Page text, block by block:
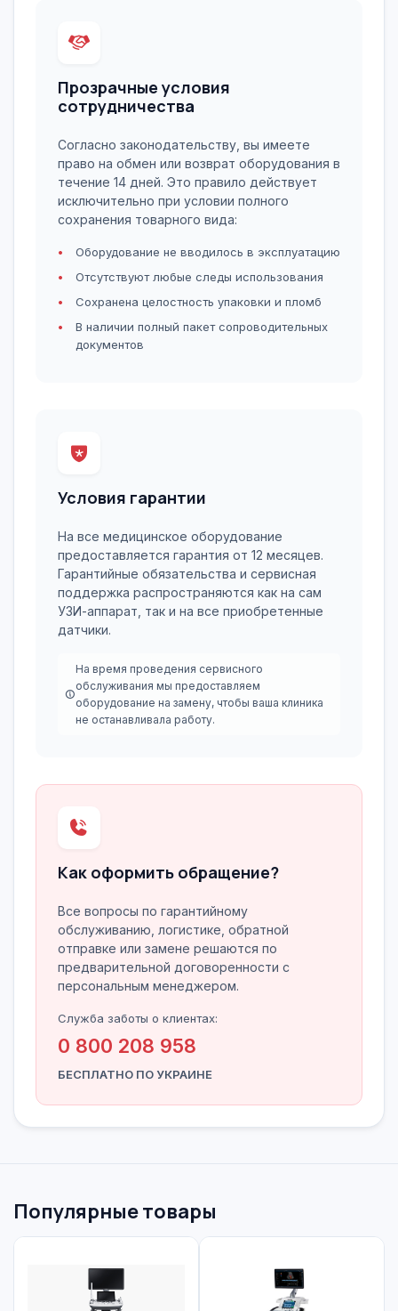
Прозрачные условия
сотрудничества
Согласно законодательству, вы имеете
право на обмен или возврат оборудования в
течение 14 дней. Это правило действует
исключительно при условии полного
сохранения товарного вида:
Оборудование не вводилось в эксплуатацию
Отсутствуют любые следы использования
Сохранена целостность упаковки и пломб
В наличии полный пакет сопроводительных
документов
Условия гарантии
На все медицинское оборудование
предоставляется гарантия от 12 месяцев.
Гарантийные обязательства и сервисная
поддержка распространяются как на сам
УЗИ-аппарат, так и на все приобретенные
датчики.
На время проведения сервисного
обслуживания мы предоставляем
оборудование на замену, чтобы ваша клиника
не останавливала работу.
Как оформить обращение?
Все вопросы по гарантийному
обслуживанию, логистике, обратной
отправке или замене решаются по
предварительной договоренности с
персональным менеджером.
Служба заботы о клиентах:
0 800 208 958
БЕСПЛАТНО ПО УКРАИНЕ
Популярные товары